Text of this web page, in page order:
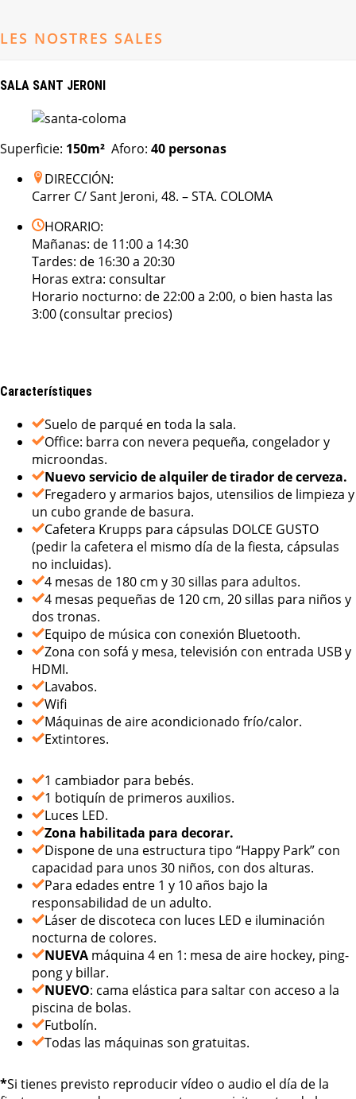
LES NOSTRES SALES
SALA SANT JERONI
Superficie: 150m² Aforo: 40 personas
DIRECCIÓN:
Carrer C/ Sant Jeroni, 48. – STA. COLOMA
HORARIO:
Mañanas: de 11:00 a 14:30
Tardes: de 16:30 a 20:30
Horas extra: consultar
Horario nocturno: de 22:00 a 2:00, o bien hasta las
3:00 (consultar precios)
Característiques
Suelo de parqué en toda la sala.
Office: barra con nevera pequeña, congelador y
microondas.
Nuevo servicio de alquiler de tirador de cerveza.
Fregadero y armarios bajos, utensilios de limpieza y
un cubo grande de basura.
Cafetera Krupps para cápsulas DOLCE GUSTO
(pedir la cafetera el mismo día de la fiesta, cápsulas
no incluidas).
4 mesas de 180 cm y 30 sillas para adultos.
4 mesas pequeñas de 120 cm, 20 sillas para niños y
dos tronas.
Equipo de música con conexión Bluetooth.
Zona con sofá y mesa, televisión con entrada USB y
HDMI.
Lavabos.
Wifi
Máquinas de aire acondicionado frío/calor.
Extintores.
1 cambiador para bebés.
1 botiquín de primeros auxilios.
Luces LED.
Zona habilitada para decorar.
Dispone de una estructura tipo “Happy Park” con
capacidad para unos 30 niños, con dos alturas.
Para edades entre 1 y 10 años bajo la
responsabilidad de un adulto.
Láser de discoteca con luces LED e iluminación
nocturna de colores.
NUEVA máquina 4 en 1: mesa de aire hockey, ping-
pong y billar.
NUEVO: cama elástica para saltar con acceso a la
piscina de bolas.
Futbolín.
Todas las máquinas son gratuitas.
*Si tienes previsto reproducir vídeo o audio el día de la